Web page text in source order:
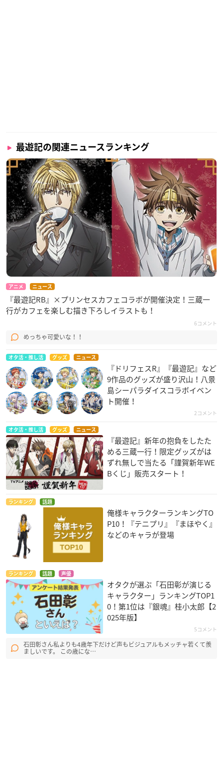
最遊記の関連ニュースランキング
アニメ ニュース
『最遊記RB』×プリンセスカフェコラボが開催決定！三蔵一
行がカフェを楽しむ描き下ろしイラストも！
6コメント
めっちゃ可愛いな！！
オタ活・推し活 グッズ ニュース
『ドリフェスR』『最遊記』など
9作品のグッズが盛り沢山！八景
島シーパラダイスコラボイベン
ト開催！
2コメント
オタ活・推し活 グッズ ニュース
『最遊記』新年の抱負をしたた
める三蔵一行！限定グッズがは
ずれ無しで当たる「謹賀新年WE
Bくじ」販売スタート！
ランキング 話題
俺様キャラクターランキングTO
P10！『テニプリ』『まほやく』
などのキャラが登場
ランキング 話題 声優
オタクが選ぶ「石田彰が演じる
キャラクター」ランキングTOP1
0！第1位は『銀魂』桂小太郎【2
025年版】
5コメント
石田彰さん私よりも4歳年下だけど声もビジュアルもメッチャ若くて羨
ましいです。 この歳にな…